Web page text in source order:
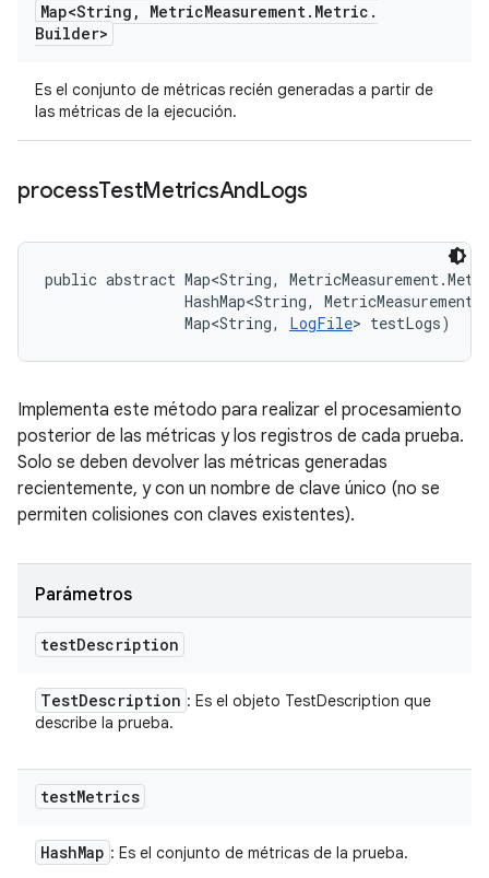
Map<String , MetricMeasurement. Metric .
Builder>
Es el conjunto de métricas recién generadas a partir de
las métricas de la ejecución.
processTestMetricsAndLogs
public abstract Map<String,
HashMap<String,
                Map<String,
LogFile> testLogs)
Implementa este método para realizar el procesamiento
posterior de las métricas y los registros de cada prueba.
Solo se deben devolver las métricas generadas
recientemente, y con un nombre de clave único (no se
permiten colisiones con claves existentes).
Parámetros
testDescription
TestDescription : Es el objeto TestDescription que
describe la prueba.
testMetrics
HashMap : Es el conjunto de métricas de la prueba.